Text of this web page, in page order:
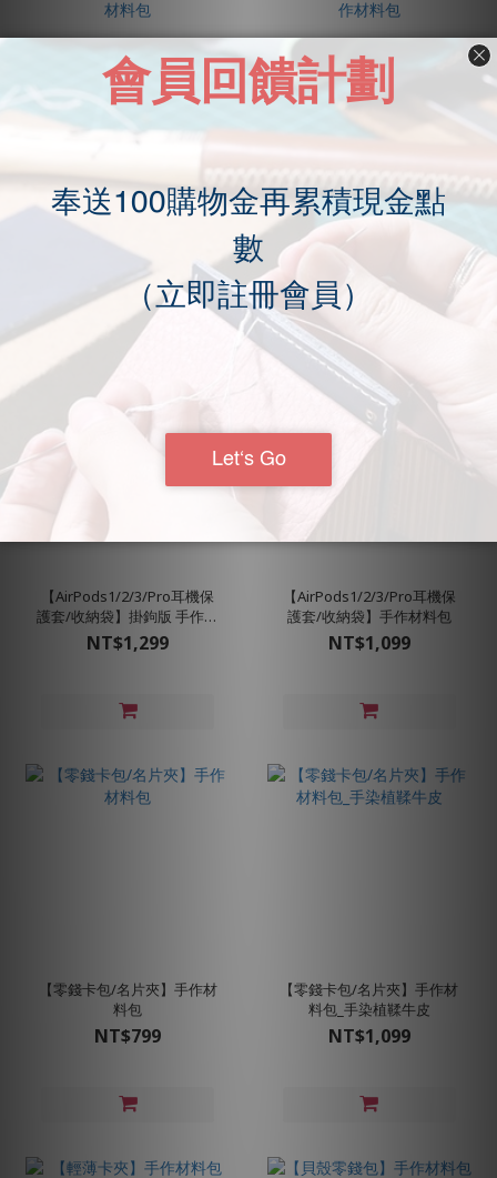
【橫式 撞色證件套】手作材
NT$899
【直立式 撞色證件套】手作
材料包
【AirPods1/2/3/Pro耳機保
護套/收納袋】掛鉤版 手作材
料包
NT$1,299
【AirPods1/2/3/Pro耳機保
護套/收納袋】手作材料包
NT$1,099
【零錢卡包/名片夾】手作材
料包
NT$799
【零錢卡包/名片夾】手作材
料包_手染植鞣牛皮
NT$1,099